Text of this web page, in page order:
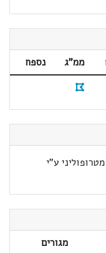
ממ"ג
נספח
ע"י
מגורים